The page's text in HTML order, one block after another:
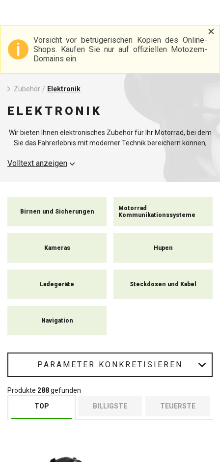
Vorsicht vor betrügerischen Kopien des Online-
Shops. Kaufen Sie nur auf offiziellen Motozem-
Domains ein.
Zubehör / Elektronik
ELEKTRONIK
Wir bieten Ihnen elektronisches Zubehör für Ihr Motorrad, bei dem
Sie das Fahrerlebnis mit moderner Technik bereichern können,
unserer Kategorie finden Sie eine große Auswahl an
eine einfache Kommunikation mit anderen Motorradfahrern oder
Motorrad-Ladegeräte an, damit Ihre elektronischen Geräte immer
voll aufgeladen und einsatzbereit sind.
Volltext anzeigen
Birnen und Sicherungen
Motorrad
Kommunikationssysteme
Kameras Hupen
Ladegeräte Steckdosen und Kabel
Navigation
PARAMETER KONKRETISIEREN
Produkte 288gefunden
TOP
BILLIGSTE TEUERSTE